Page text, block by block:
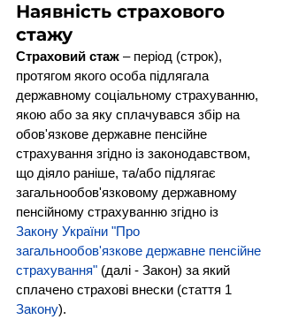
Наявність страхового
стажу
Страховий стаж – період (строк),
протягом якого особа підлягала
державному соціальному страхуванню,
якою або за яку сплачувався збір на
обов'язкове державне пенсійне
страхування згідно із законодавством,
що діяло раніше, та/або підлягає
загальнообов'язковому державному
пенсійному страхуванню згідно із
Закону України "Про
загальнообов'язкове державне пенсійне
страхування" (далі - Закон) за який
сплачено страхові внески (стаття 1
Закону).